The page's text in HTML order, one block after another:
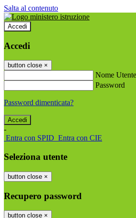
Salta al contenuto
Accedi
Accedi
button close ×
Nome Utente
Password
Password dimenticata?
-
Entra con SPID Entra con CIE
Seleziona utente
button close ×
Recupero password
button close ×